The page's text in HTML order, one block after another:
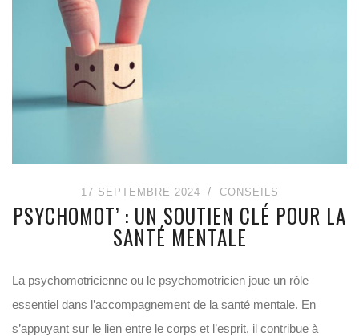
17 SEPTEMBRE 2024 CONSEILS
PSYCHOMOT’ : UN SOUTIEN CLÉ POUR LA
SANTÉ MENTALE
La psychomotricienne ou le psychomotricien joue un rôle
essentiel dans l’accompagnement de la santé mentale. En
s’appuyant sur le lien entre le corps et l’esprit, il contribue à